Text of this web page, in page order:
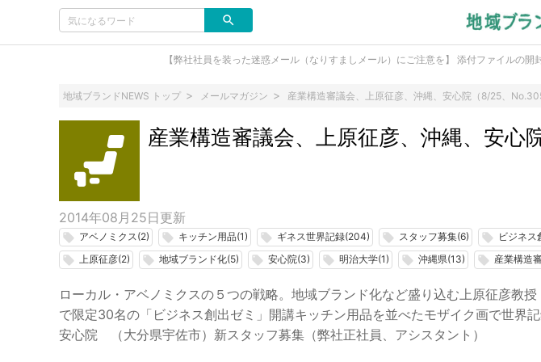
【弊社社員を装った迷惑メール（なりすましメール）にご注意を】 添付ファイルの
地域ブランドNEWS トップ メールマガジン 産業構造審議会、上原征彦、沖縄、安心院（8/25、No.305
産業構造審議会、上原征彦、沖縄、安心
2014年08月25日 更新
local_offer アベノミクス(2) local_offer キッチン用品(1) local_offer ギネス世界記録(204) local_offer スタッフ募集(6) local_offer ビジネス
local_offer 上原征彦(2) local_offer 地域ブランド化(5) local_offer 安心院(3) local_offer 明治大学(1) local_offer 沖縄県(13) local_offer 産業構造
ローカル・アベノミクスの５つの戦略。地域ブランド化など盛り込む上原征彦教
で限定30名の「ビジネス創出ゼミ」開講キッチン用品を並べたモザイク画で世界
安心院 （大分県宇佐市）新スタッフ募集（弊社正社員、アシスタント）